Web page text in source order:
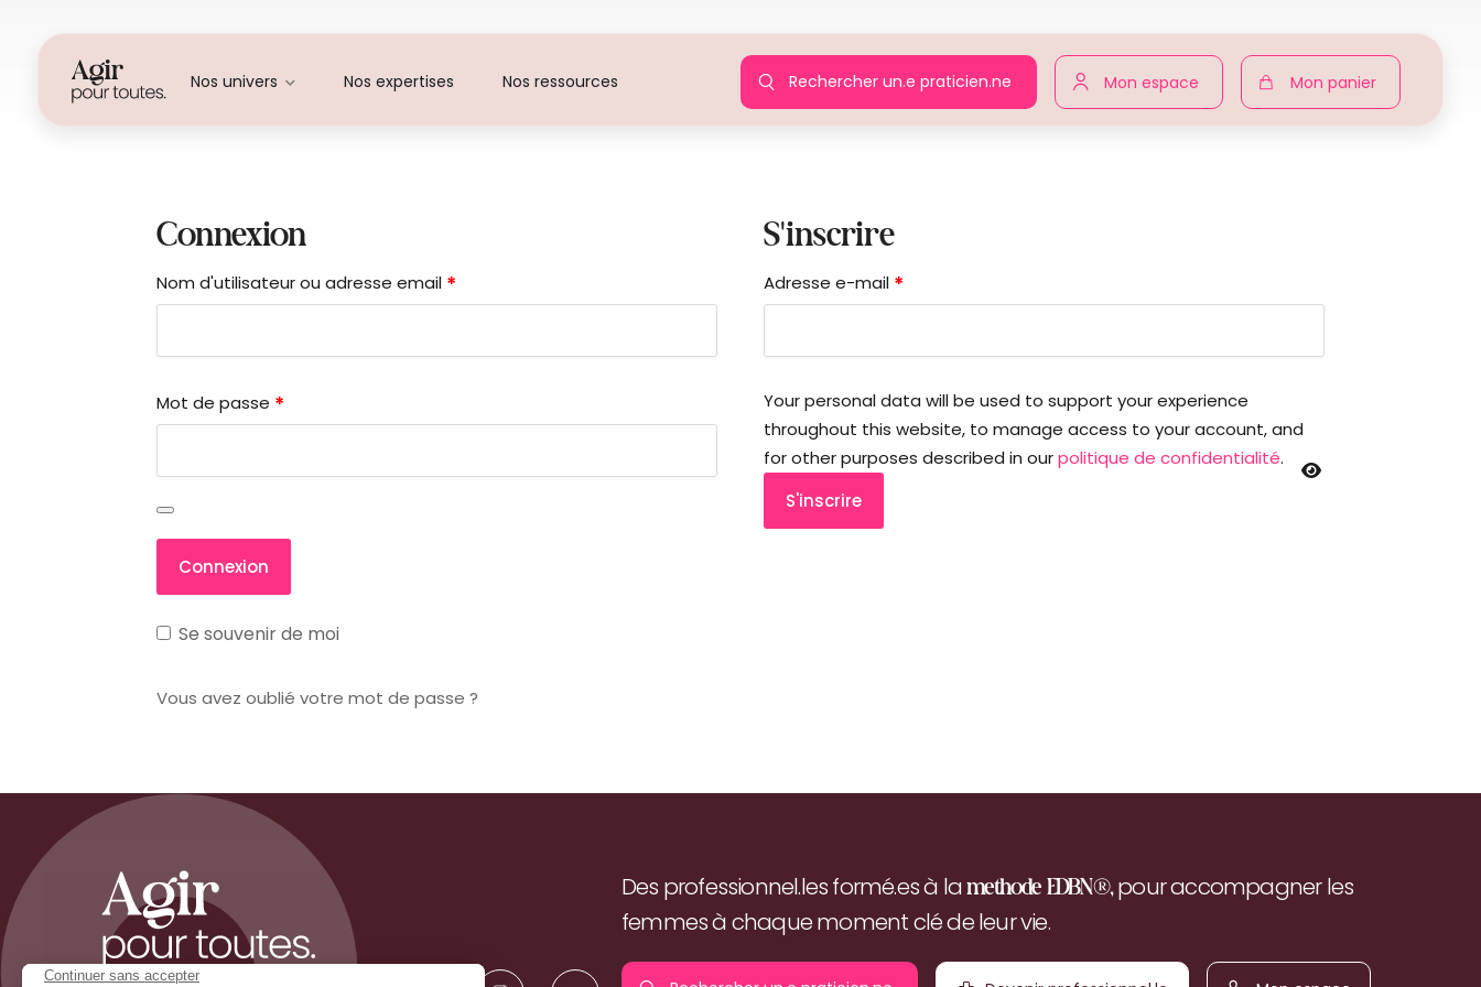
Nos univers Nos expertises Nos ressources Rechercher un.e praticien.ne Mon espace Mon panier
My account Agir pour toutes My account
Connexion
Nom d'utilisateur ou adresse email *
Mot de passe *
Se souvenir de moi
Vous avez oublié votre mot de passe ?
S'inscrire
Adresse e-mail *
Your personal data will be used to support your experience
throughout this website, to manage access to your account, and
for other purposes described in ourpolitique de confidentialité.
Des professionnel.les formé.es à lamethode EDBN®,pour accompagner les
femmes à chaque moment clé de leur vie.
Rechercher un.e